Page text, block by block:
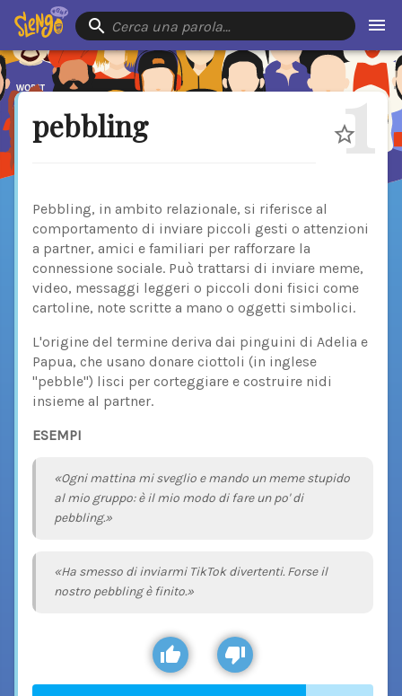
Cerca una parola…
pebbling 1
Pebbling, in ambito relazionale, si riferisce al
comportamento di inviare piccoli gesti o attenzioni
a partner, amici e familiari per rafforzare la
connessione sociale. Può trattarsi di inviare meme,
video, messaggi leggeri o piccoli doni fisici come
cartoline, note scritte a mano o oggetti simbolici.
L'origine del termine deriva dai pinguini di Adelia e
Papua, che usano donare ciottoli (in inglese
"pebble") lisci per corteggiare e costruire nidi
insieme al partner.
ESEMPI
«Ogni mattina mi sveglio e mando un meme stupido
al mio gruppo: è il mio modo di fare un po' di
pebbling.»
«Ha smesso di inviarmi TikTok divertenti. Forse il
nostro pebbling è finito.»